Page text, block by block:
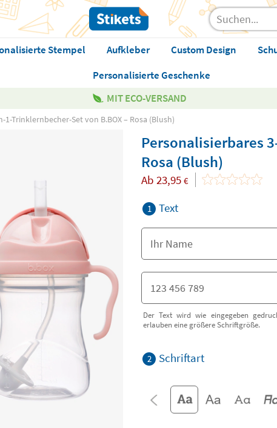
Stempel Aufkleber Custom Design
Personalisierte Geschenke
MIT ECO-VERSAND
1-Trinklernbecher-Set von B.BOX – Rosa (Blush)
Personalisierbares
Rosa (Blush)
Ab 23,95 €
1 Text
Der Text wird wie eingegeben
erlauben eine größere Schriftgröße.
2 Schriftart